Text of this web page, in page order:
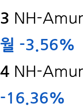
3 NH-
월 -3.56%
4 NH-
-16.36%